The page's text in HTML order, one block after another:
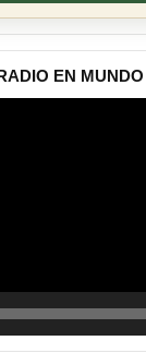
EN